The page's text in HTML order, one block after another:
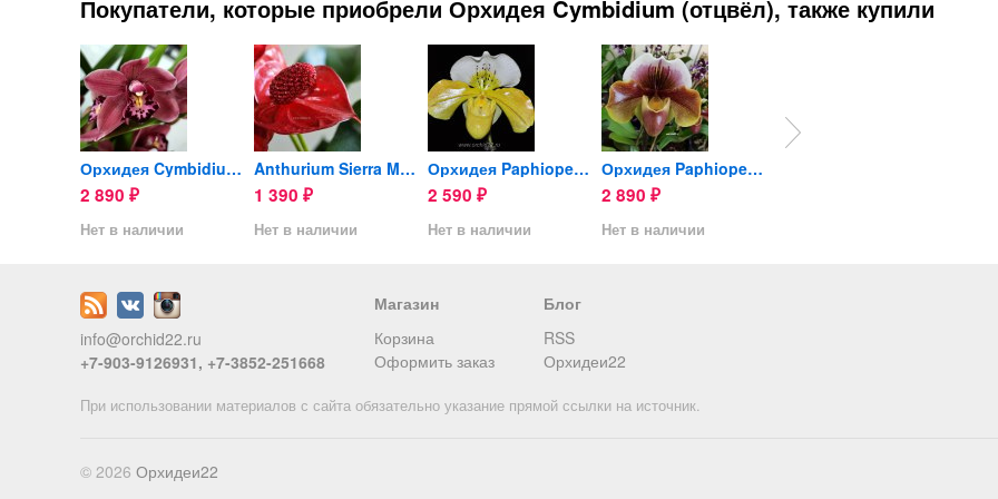
Покупатели, которые приобрели Орхидея Cymbidium (отцвёл), также купили
Орхидея Cymbidium (отцвел)
2 890 ₽
Нет в наличии
Anthurium Sierra Magic
1 390 ₽
Нет в наличии
Орхидея Paphiopedilum...
2 590 ₽
Нет в наличии
Орхидея Paphiopedilum...
2 890 ₽
Нет в наличии
info@orchid22.ru
+7-903-9126931, +7-3852-251668
Магазин
Корзина
Оформить заказ
Блог
RSS
Орхидеи22
При использовании материалов с сайта обязательно указание прямой ссылки на источник.
© 2026 Орхидеи22